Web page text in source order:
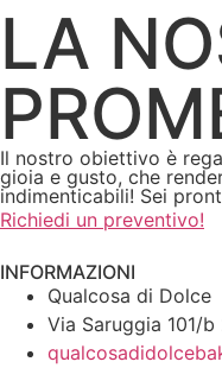
LA
Il nostro obiettivo è
gioia e gusto, che
indimenticabili! Sei
Richiedi un preventivo!
INFORMAZIONI
Qualcosa di Dolce
Via Saruggia 101/